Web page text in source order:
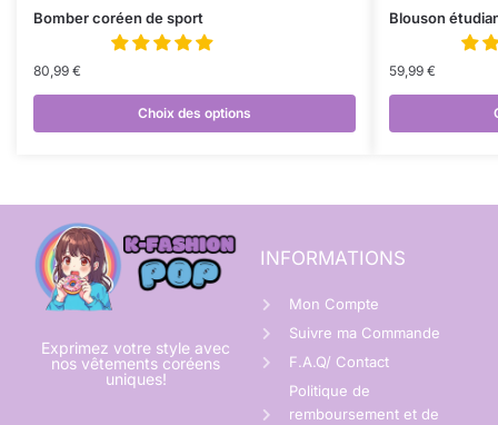
Bomber coréen de sport
80,99 €
Choix des options
Blouson
59,99 €
Exprimez votre style avec
nos vêtements coréens
uniques!
INFORMATIONS
Mon Compte
Suivre ma Commande
F.A.Q/ Contact
Politique de
remboursement et de